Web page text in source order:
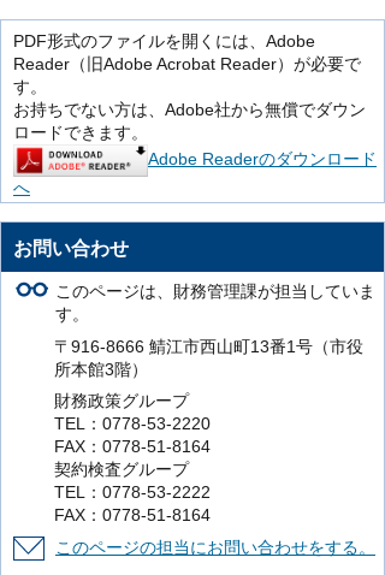
PDF形式のファイルを開くには、Adobe
Reader（旧Adobe Acrobat Reader）が必要で
す。
お持ちでない方は、Adobe社から無償でダウン
ロードできます。
Adobe Readerのダウンロード
へ
お問い合わせ
このページは、財務管理課が担当していま
す。
〒916-8666 鯖江市西山町13番1号（市役
所本館3階）
財務政策グループ
TEL：0778-53-2220
FAX：0778-51-8164
契約検査グループ
TEL：0778-53-2222
FAX：0778-51-8164
このページの担当にお問い合わせをする。